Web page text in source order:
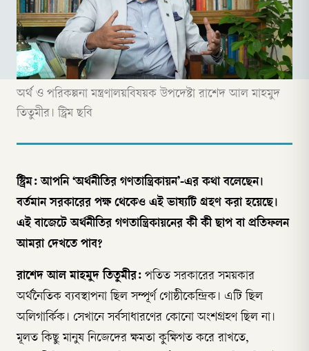
অর্থ ও পরিকল্পনা মন্ত্রণালয়বিষয়ক উপদেষ্টা রাশেদ আল মাহমুদ
তিতুমীর। স্ট্রিম ছবি
স্ট্রিম: আপনি ‘অর্থনীতির গণতান্ত্রিকায়ন’-এর কথা বলেছেন।
বর্তমান সরকারের পক্ষ থেকেও এই ভাষ্যটি গ্রহণ করা হয়েছে।
এই বাজেটে অর্থনীতির গণতান্ত্রিকায়নের কী কী ছাপ বা প্রতিফলন
আমরা দেখতে পাব?
রাশেদ আল মাহমুদ তিতুমীর: পতিত সরকারের সময়কার
অর্থনৈতিক ব্যবস্থাপনা ছিল সম্পূর্ণ গোষ্ঠীকেন্দ্রিক। এটি ছিল
অলিগার্কিক। সেখানে সর্বসাধারণের কোনো অংশগ্রহণ ছিল না।
মূলত কিছু মানুষ নিজেদের ক্ষমতা কুক্ষিগত করে রাখতে,